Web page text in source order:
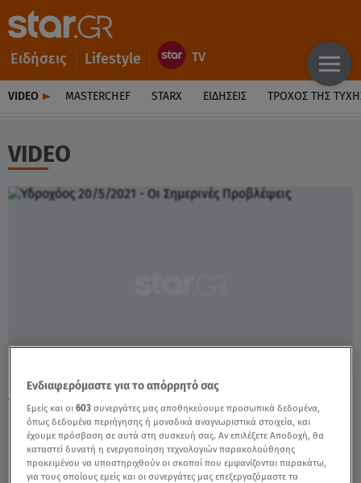
Ειδήσεις Lifestyle
VIDEO MASTERCHEF STARX ΕΙΔΉΣΕΙΣ ΤΡΟΧΌΣ ΤΗΣ
VIDEO
Υδροχόος 20/5/2021 - Οι Σημερινές
Προβλέψεις - Video
Ενδιαφερόμαστε για το απόρρητό σας
Εμείς και οι603 συνεργάτες μας αποθηκεύουμε προσωπικά δεδομένα,
όπως δεδομένα περιήγησης ή μοναδικά αναγνωριστικά στοιχεία, και
έχουμε πρόσβαση σε αυτά στη συσκευή σας. Αν επιλέξετε Αποδοχή, θα
καταστεί δυνατή η ενεργοποίηση τεχνολογιών παρακολούθησης
προκειμένου να υποστηριχθούν οι σκοποί που εμφανίζονται παρακάτω,
για τους οποίους εμείς και οι συνεργάτες μας επεξεργαζόμαστε τα